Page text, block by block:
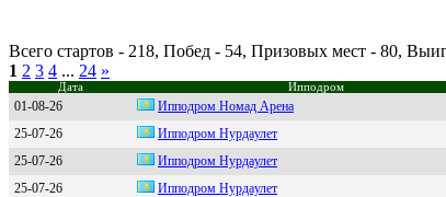
Всего стартов - 218, Побед - 54, Призовых мест - 80,
1 2 3 4 ... 24 »
Дата Ипподром
01-08-26 Ипподром Hомад Aрена
25-07-26
Ипподром Нурдaулет
25-07-26
Ипподром Нурдaулет
25-07-26
Ипподром Hурдaулeт